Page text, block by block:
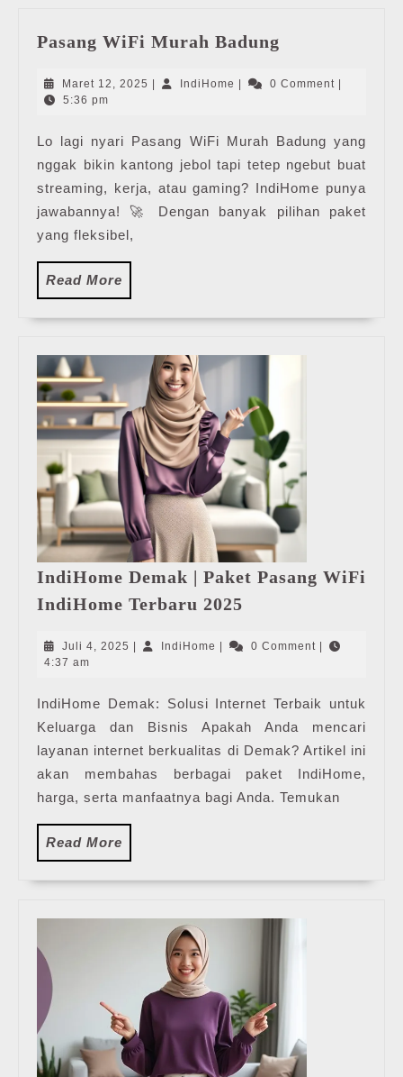
Pasang WiFi Murah Badung
Murah
Maret 12, 2025 Maret
IndiHome IndiHome0 Comment
5:36 pm
Lo lagi nyari Pasang WiFi Murah Badung yang
nggak bikin kantong jebol tapi tetep ngebut buat
streaming, kerja, atau gaming? IndiHome punya
jawabannya! 🚀 Dengan banyak pilihan paket
yang fleksibel,
Read More
More
IndiHome Demak | Paket Pasang WiFi
IndiHome Terbaru 2025
|
WiFi
IndiHome
Terbaru
2025
Juli 4, 2025 Juli
IndiHome IndiHome0 Comment
4:37 am
IndiHome Demak: Solusi Internet Terbaik untuk
Keluarga dan Bisnis Apakah Anda mencari
layanan internet berkualitas di Demak? Artikel ini
akan membahas berbagai paket IndiHome,
harga, serta manfaatnya bagi Anda. Temukan
Read More
More